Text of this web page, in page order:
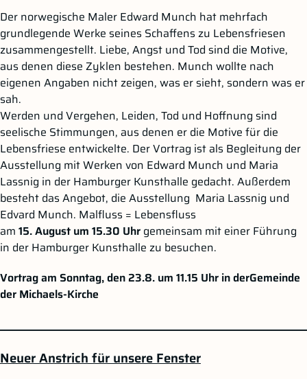
Der norwegische Maler Edward Munch hat mehrfach
grundlegende Werke seines Schaffens zu Lebensfriesen
zusammengestellt. Liebe, Angst und Tod sind die Motive,
aus denen diese Zyklen bestehen. Munch wollte nach
eigenen Angaben nicht zeigen, was er sieht, sondern was er
sah.
Werden und Vergehen, Leiden, Tod und Hoffnung sind
seelische Stimmungen, aus denen er die Motive für die
Lebensfriese entwickelte. Der Vortrag ist als Begleitung der
Ausstellung mit Werken von Edward Munch und Maria
Lassnig in der Hamburger Kunsthalle gedacht. Außerdem
besteht das Angebot, die Ausstellung Maria Lassnig und
Edvard Munch. Malfluss = Lebensfluss
am 15. August um 15.30 Uhr gemeinsam mit einer Führung
in der Hamburger Kunsthalle zu besuchen.
Vortrag am Sonntag, den 23.8. um 11.15 Uhr in derGemeinde
der Michaels-Kirche
Neuer Anstrich für unsere Fenster